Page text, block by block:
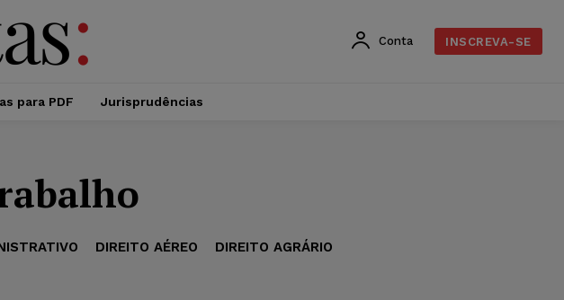
Conta INSCREVA-SE
para PDF Jurisprudências
DIREITO AÉREO DIREITO AGRÁRIO